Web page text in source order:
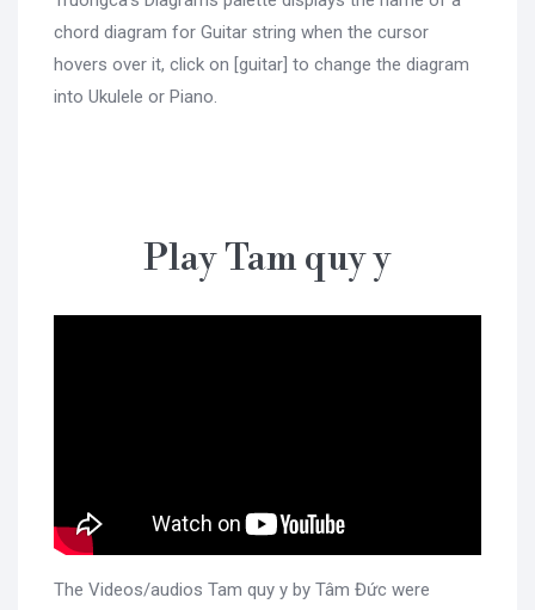
chord diagram for Guitar string when the cursor
hovers over it, click on [guitar] to change the diagram
into Ukulele or Piano.
Play Tam quy y
The Videos/audios Tam quy y by Tâm Đức were